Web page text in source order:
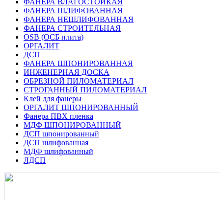
ФАНЕРА ШЛИФОВАННАЯ
ФАНЕРА НЕШЛИФОВАННАЯ
ФАНЕРА СТРОИТЕЛЬНАЯ
OSB (ОСБ плита)
ОРГАЛИТ
ДСП
ФАНЕРА ШПОНИРОВАННАЯ
ИНЖЕНЕРНАЯ ДОСКА
ОБРЕЗНОЙ ПИЛОМАТЕРИАЛ
СТРОГАННЫЙ ПИЛОМАТЕРИАЛ
Клей для фанеры
ОРГАЛИТ ШПОНИРОВАННЫЙ
Фанера ПВХ пленка
МДФ ШПОНИРОВАННЫЙ
ДСП шпонированный
ДСП шлифованная
МДФ шлифованный
ЛДСП